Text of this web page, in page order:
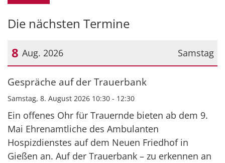
Die nächsten Termine
Samstag
8 Aug. 2026
Datum: 8. August 2026
Gespräche auf der Trauerbank
Samstag, 8. August 2026 10:30 - 12:30
Ein offenes Ohr für Trauernde bieten ab dem 9.
Mai Ehrenamtliche des Ambulanten
Hospizdienstes auf dem Neuen Friedhof in
Gießen an. Auf der Trauerbank – zu erkennen an